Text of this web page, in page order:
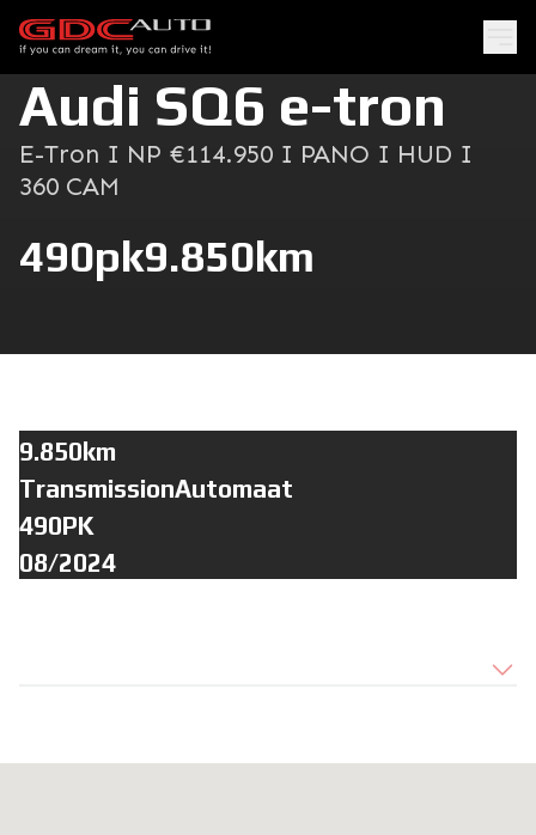
Audi SQ6 e-tron
E-Tron I NP €114.950 I PANO I HUD I
360 CAM
490pk9.850km
9.850km
TransmissionAutomaat
490PK
08/2024